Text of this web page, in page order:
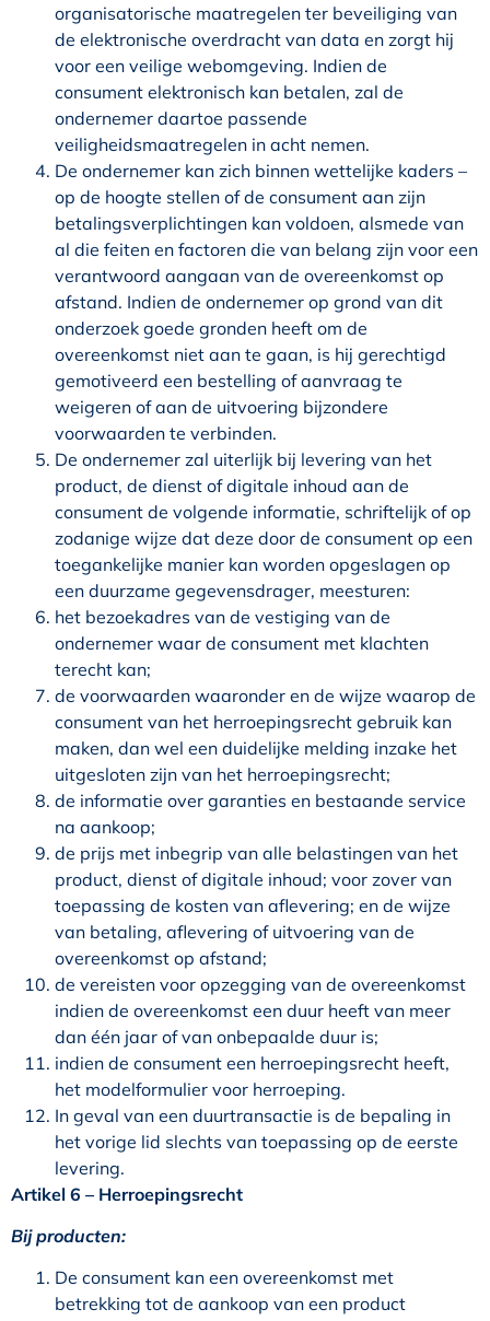
organisatorische maatregelen ter beveiliging van
de elektronische overdracht van data en zorgt hij
voor een veilige webomgeving. Indien de
consument elektronisch kan betalen, zal de
ondernemer daartoe passende
veiligheidsmaatregelen in acht nemen.
De ondernemer kan zich binnen wettelijke kaders –
op de hoogte stellen of de consument aan zijn
betalingsverplichtingen kan voldoen, alsmede van
al die feiten en factoren die van belang zijn voor een
verantwoord aangaan van de overeenkomst op
afstand. Indien de ondernemer op grond van dit
onderzoek goede gronden heeft om de
overeenkomst niet aan te gaan, is hij gerechtigd
gemotiveerd een bestelling of aanvraag te
weigeren of aan de uitvoering bijzondere
voorwaarden te verbinden.
De ondernemer zal uiterlijk bij levering van het
product, de dienst of digitale inhoud aan de
consument de volgende informatie, schriftelijk of op
zodanige wijze dat deze door de consument op een
toegankelijke manier kan worden opgeslagen op
een duurzame gegevensdrager, meesturen:
het bezoekadres van de vestiging van de
ondernemer waar de consument met klachten
terecht kan;
de voorwaarden waaronder en de wijze waarop de
consument van het herroepingsrecht gebruik kan
maken, dan wel een duidelijke melding inzake het
uitgesloten zijn van het herroepingsrecht;
de informatie over garanties en bestaande service
na aankoop;
de prijs met inbegrip van alle belastingen van het
product, dienst of digitale inhoud; voor zover van
toepassing de kosten van aflevering; en de wijze
van betaling, aflevering of uitvoering van de
overeenkomst op afstand;
de vereisten voor opzegging van de overeenkomst
indien de overeenkomst een duur heeft van meer
dan één jaar of van onbepaalde duur is;
indien de consument een herroepingsrecht heeft,
het modelformulier voor herroeping.
In geval van een duurtransactie is de bepaling in
het vorige lid slechts van toepassing op de eerste
levering.
Artikel 6 – Herroepingsrecht
Bij producten:
De consument kan een overeenkomst met
betrekking tot de aankoop van een product